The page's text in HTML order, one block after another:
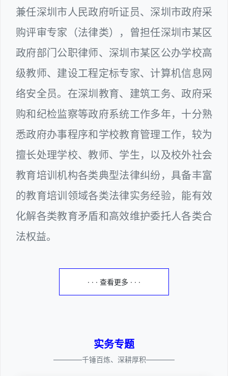
兼任深圳市人民政府听证员、深圳市政府采
购评审专家（法律类），曾担任深圳市某区
政府部门公职律师、深圳市某区公办学校高
级教师、建设工程定标专家、计算机信息网
络安全员。在深圳教育、建筑工务、政府采
购和纪检监察等政府系统工作多年，十分熟
悉政府办事程序和学校教育管理工作，较为
擅长处理学校、教师、学生，以及校外社会
教育培训机构各类典型法律纠纷，具备丰富
的教育培训领域各类法律实务经验，能有效
化解各类教育矛盾和高效维护委托人各类合
法权益。
· · · 查看更多 · · ·
实务专题
————千锤百炼、深耕厚积————